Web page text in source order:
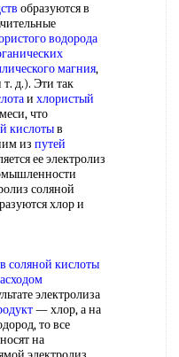
образуются в
водорода
магния,
д.). Эти так
и хлористый
что
кислотыв
из путей
ее электролиз
соляной
хлор и
соляной кислоты
электролиза
— хлор, а на
то все
на